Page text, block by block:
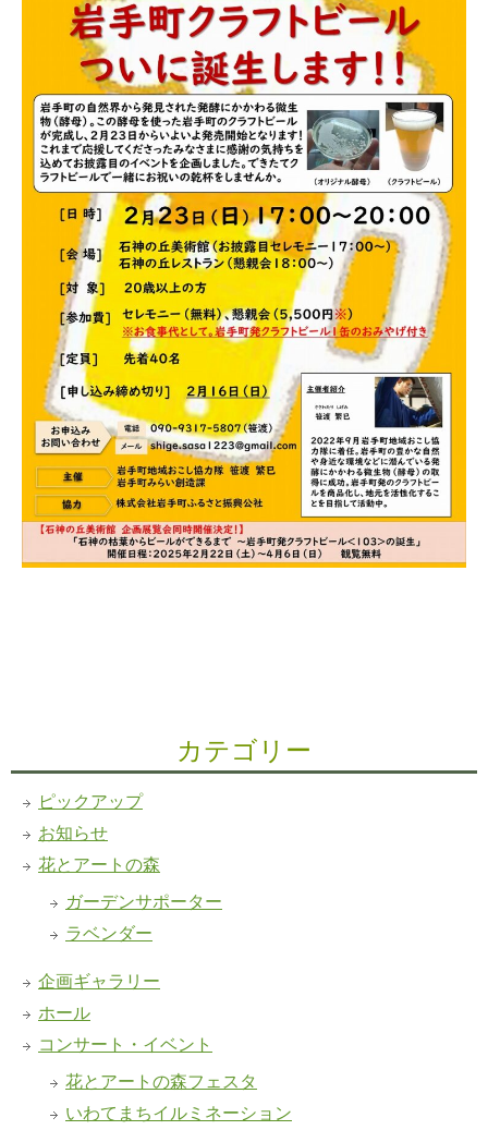
カテゴリー
ピックアップ
お知らせ
花とアートの森
ガーデンサポーター
ラベンダー
企画ギャラリー
ホール
コンサート・イベント
花とアートの森フェスタ
いわてまちイルミネーション